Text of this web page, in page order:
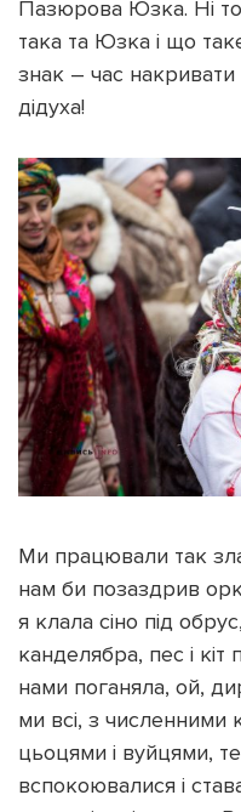
Пазюрова Юзка. Ні
така та Юзка і що
знак – час накривати
дідуха!
Ми працювали так
нам би позаздрив
я клала сіно під
канделябра, пес і
нами поганяла, ой,
ми всі, з численними
цьоцями і вуйцями,
вспокоювалися і